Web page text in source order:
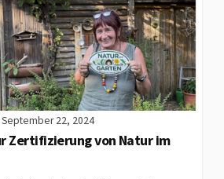
September 22, 2024
Zertifizierung von Natur im